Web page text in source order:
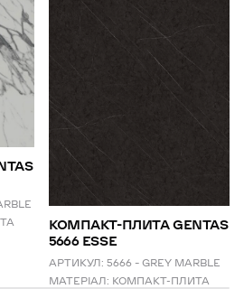
КОМПАКТ-ПЛИТА GENTAS
5666 ESSE
АРТИКУЛ: 5666 – GREY MARBLE
МАТЕРІАЛ: КОМПАКТ-ПЛИТА